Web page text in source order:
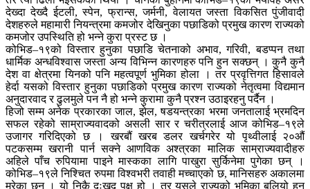
देख्दा देख्दै ईटली, स्पेन, फ्रान्स, जर्मनी, वेलायत जस्ता विकसित पुंजीवादी
देशहरुले महामारी नियन्त्रमा कमजोर देखिनुका पछाडिको प्रमुख कारण राज्यको
कमजोर उपस्थिति हो भन्ने कुरा प्रस्ट छ ।
कोभिड–१९को विस्तार हुनुका पछाडि चेतनाको अभाव, गरिवी, बडप्पन तथा
धार्मिक अन्धविश्वास जस्ता अन्य विभिन्न कारणहरु पनि हुन सक्छन् । कुनै कुनै
देश वा क्षेत्रमा यिनको पनि महत्वपूर्ण भुमिका होला । तर प्रवृत्तिगत हिसावले
हेर्दा यसको विस्तार हुनुका पछाडिको प्रमुख कारण राज्यको नेतृत्वमा विद्यमान
अनुदारवाद र ढुलमुले पन नै हो भन्ने कुरामा कुनै प्रश्न उठाइरहनु पर्दैन ।
हिजो सम्म अनेक प्रकारका जाल, झेल, षडयन्त्रका भरमा जनतालाई भ्रमदिन
सफल रहेको साम्राज्यवादको असली सार र चरीत्रलाई आज कोभिड–१९ले
उजागर गरिदिएको छ । खरबौं खरब डलर खर्चगरेर यो पृथ्वीलाई २०औं
पटकसम्म खरानी पार्न सक्ने आणविक अश्त्रका मालिक साम्राज्यवादीहरु
अहिले पाँच रुपियामा पाइने मास्कका लागि पाखुरा सुर्किनेमा पुगेका छन् ।
कोभिड–१९ले निश्चित रुपमा विश्वभरी तवाही मच्चाएको छ, मानिसहरु अकालमा
मरेका छन् । यो निकै दुःखद पक्ष हो । तर यसले राज्यको भुमिका बलियो हुनु